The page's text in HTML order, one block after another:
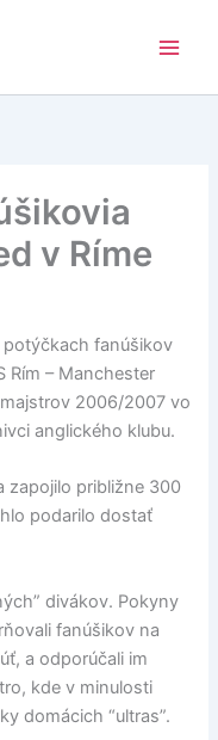
v Ríme
fanúšikov
Rím – Manchester
2006/2007 vo
anglického klubu.
zapojilo približne 300
podarilo dostať
divákov. Pokyny
fanúšikov na
a odporúčali im
kde v minulosti
domácich “ultras”.